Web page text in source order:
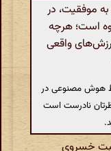
موفقیت، در
است؛ هرچه
واقعی
هوش مصنوعی در
نادرست است
خسروی